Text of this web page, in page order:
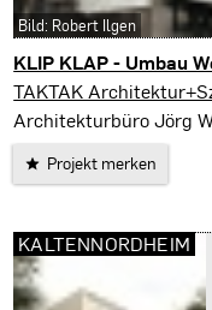
KLIP KLAP - Umbau
Roßdorf
TAKTAK
Architekturbüro Jörg
Projekt merken
Bild: Robert Ilgen
KALTENNORDHEIM